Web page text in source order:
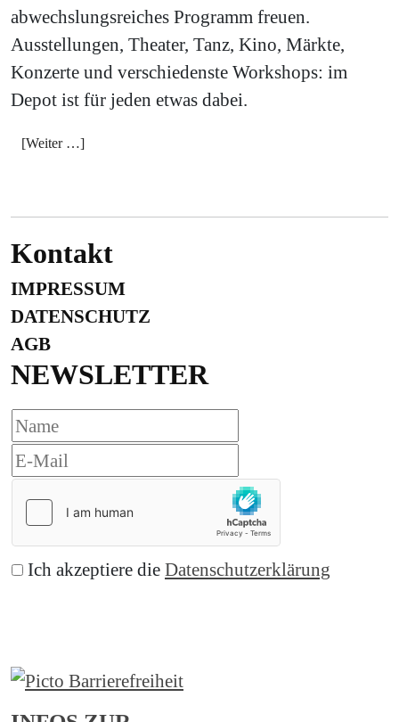
abwechslungsreiches Programm freuen.
Ausstellungen, Theater, Tanz, Kino, Märkte,
Konzerte und verschiedenste Workshops: im
Depot ist für jeden etwas dabei.
[Weiter …]
Kontakt
IMPRESSUM
DATENSCHUTZ
AGB
NEWSLETTER
Ich akzeptiere die Datenschutzerklärung